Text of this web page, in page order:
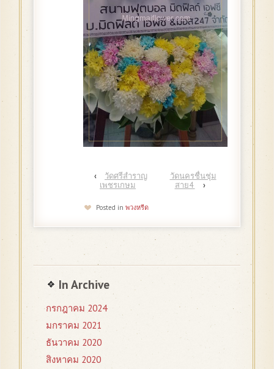
‹
วัดศรีสำราญ
เพชรเกษม
วัดนครชื่นชุ่ม
สาย4
›
Posted in พวงหรีด
In Archive
กรกฎาคม 2024
มกราคม 2021
ธันวาคม 2020
สิงหาคม 2020